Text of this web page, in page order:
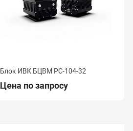
Блок ИВК БЦВМ PC-104-32
Цена по запросу